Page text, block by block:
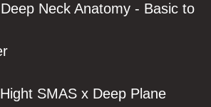
Neck Anatomy - Basic to
SMAS x Deep Plane